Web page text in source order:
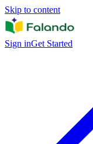
Skip to content
Sign inGet Started